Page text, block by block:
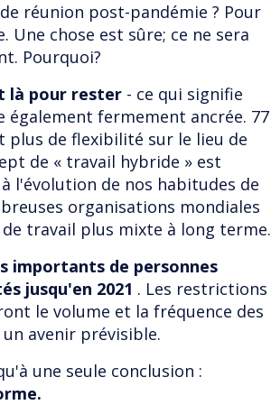
réunion post-pandémie ? Pour
chose est sûre; ce ne sera
Pourquoi?
là pour rester - ce qui signifie
également fermement ancrée. 77
plus de flexibilité sur le lieu de
de « travail hybride » est
l'évolution de nos habitudes de
organisations mondiales
travail plus mixte à long terme.
importants de personnes
jusqu'en 2021 . Les restrictions
le volume et la fréquence des
avenir prévisible.
une seule conclusion :